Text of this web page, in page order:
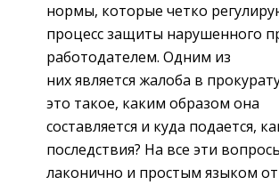
нормы, которые четко
процесс защиты нарушенного
работодателем. Одним из
них является жалоба в
это такое, каким образом она
составляется и куда подается,
последствия? На все эти
лаконично и простым языком